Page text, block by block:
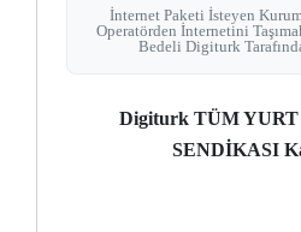
İnternet Paketi İsteyen
Operatörden İnternetini
Bedeli Digiturk
Digiturk TÜM
SENDİKASI